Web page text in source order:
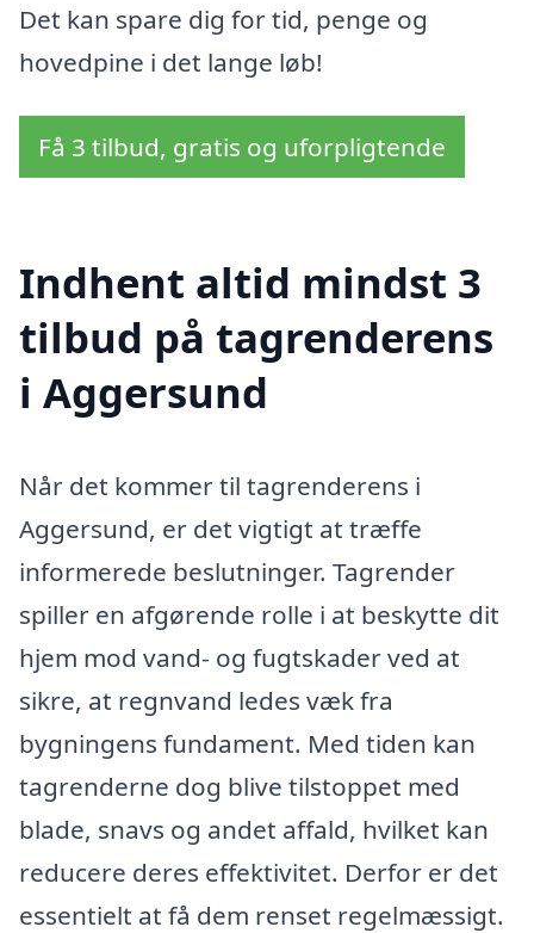
Det kan spare dig for tid, penge og
hovedpine i det lange løb!
Få 3 tilbud, gratis og uforpligtende
Indhent altid mindst 3
tilbud på tagrenderens
i Aggersund
Når det kommer til tagrenderens i
Aggersund, er det vigtigt at træffe
informerede beslutninger. Tagrender
spiller en afgørende rolle i at beskytte dit
hjem mod vand- og fugtskader ved at
sikre, at regnvand ledes væk fra
bygningens fundament. Med tiden kan
tagrenderne dog blive tilstoppet med
blade, snavs og andet affald, hvilket kan
reducere deres effektivitet. Derfor er det
essentielt at få dem renset regelmæssigt.